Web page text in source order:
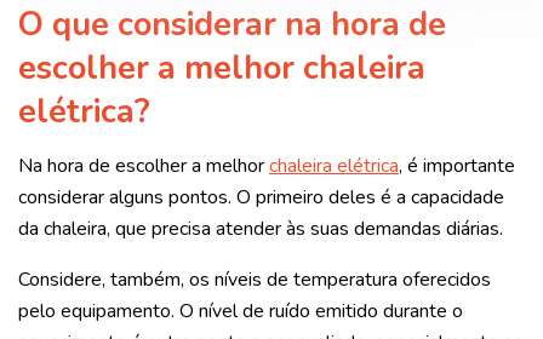
O que considerar na hora de
escolher a melhor chaleira
elétrica?
Na hora de escolher a melhorchaleira elétrica, é importante
considerar alguns pontos. O primeiro deles é a capacidade
da chaleira, que precisa atender às suas demandas diárias.
Considere, também, os níveis de temperatura oferecidos
pelo equipamento. O nível de ruído emitido durante o